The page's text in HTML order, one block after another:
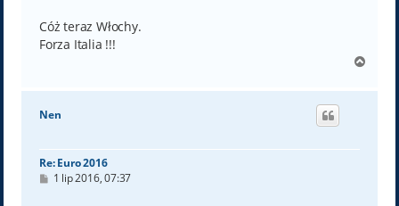
Cóż teraz Włochy.
Forza Italia !!!
g
Nen
Re: Euro 2016
P1 lip 2016, 07:37